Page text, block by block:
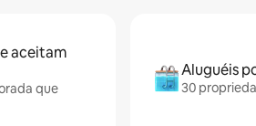
aceitam
que
Aluguéis
30